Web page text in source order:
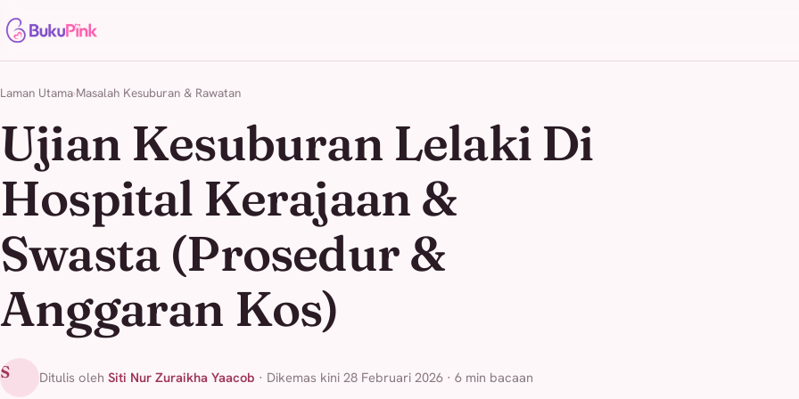
Laman Utama Masalah Kesuburan & Rawatan
Ujian Kesuburan Lelaki Di
Hospital Kerajaan &
Swasta (Prosedur &
Anggaran Kos)
S Ditulis oleh Siti Nur Zuraikha Yaacob · Dikemas kini 28 Februari 2026 · 6 min bacaan